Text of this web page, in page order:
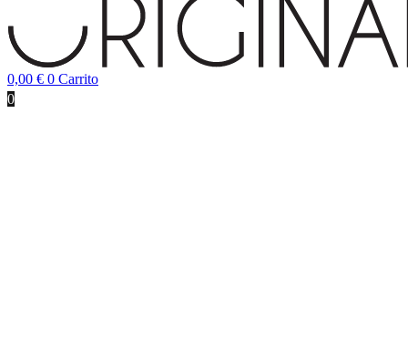
0,00 € 0 Carrito
0